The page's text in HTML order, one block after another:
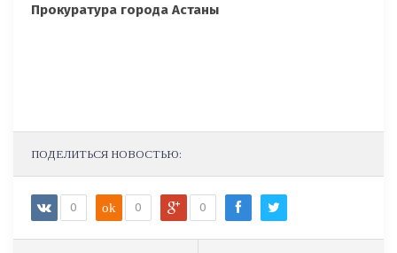
Прокуратура города Астаны
ПОДЕЛИТЬСЯ НОВОСТЬЮ:
0 ok 0 0